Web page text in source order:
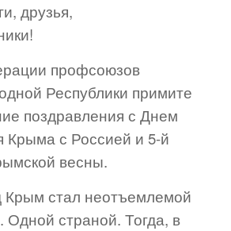
друзья,
профсоюзов
Республики примите
поздравления с Днем
Крыма с Россией и 5-й
весны.
Крым стал неотъемлемой
Одной страной. Тогда, в